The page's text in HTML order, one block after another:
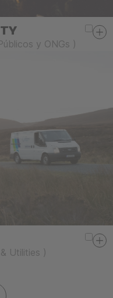
y ONGs )
Utilities )